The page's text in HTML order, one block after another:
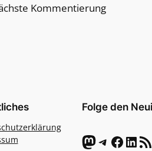
Kommentierung
Folge den
Mastodon Telegram Facebook LinkedIn RSS-Feed